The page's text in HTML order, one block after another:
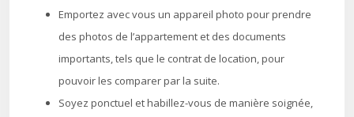
Emportez avec vous un appareil photo pour prendre
des photos de l’appartement et des documents
importants, tels que le contrat de location, pour
pouvoir les comparer par la suite.
Soyez ponctuel et habillez-vous de manière soignée,